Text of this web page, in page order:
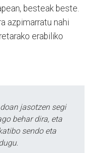
besteak beste.
azpimarratu nahi
erabiliko
jasotzen segi
behar dira, eta
sendo eta